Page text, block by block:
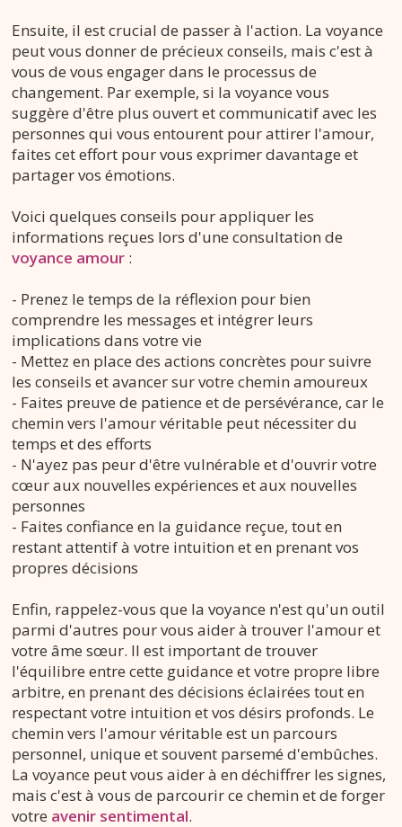
Ensuite, il est crucial de passer à l'action. La voyance
peut vous donner de précieux conseils, mais c'est à
vous de vous engager dans le processus de
changement. Par exemple, si la voyance vous
suggère d'être plus ouvert et communicatif avec les
personnes qui vous entourent pour attirer l'amour,
faites cet effort pour vous exprimer davantage et
partager vos émotions.
Voici quelques conseils pour appliquer les
informations reçues lors d'une consultation de
voyance amour :
- Prenez le temps de la réflexion pour bien
comprendre les messages et intégrer leurs
implications dans votre vie
- Mettez en place des actions concrètes pour suivre
les conseils et avancer sur votre chemin amoureux
- Faites preuve de patience et de persévérance, car le
chemin vers l'amour véritable peut nécessiter du
temps et des efforts
- N'ayez pas peur d'être vulnérable et d'ouvrir votre
cœur aux nouvelles expériences et aux nouvelles
personnes
- Faites confiance en la guidance reçue, tout en
restant attentif à votre intuition et en prenant vos
propres décisions
Enfin, rappelez-vous que la voyance n'est qu'un outil
parmi d'autres pour vous aider à trouver l'amour et
votre âme sœur. Il est important de trouver
l'équilibre entre cette guidance et votre propre libre
arbitre, en prenant des décisions éclairées tout en
respectant votre intuition et vos désirs profonds. Le
chemin vers l'amour véritable est un parcours
personnel, unique et souvent parsemé d'embûches.
La voyance peut vous aider à en déchiffrer les signes,
mais c'est à vous de parcourir ce chemin et de forger
votre avenir sentimental.